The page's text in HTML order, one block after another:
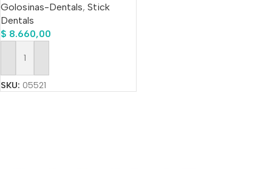
Golosinas-Dentals, Stick
Dentals
$ 8.660,00
Añadir Al Carrito
SKU: 05521